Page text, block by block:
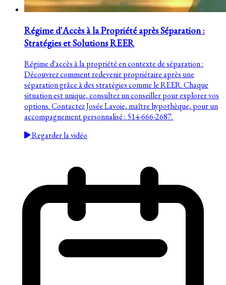
Régime d'Accès à la Propriété après Séparation :
Stratégies et Solutions REER
Régime d'accès à la propriété en contexte de séparation :
Découvrez comment redevenir propriétaire après une
séparation grâce à des stratégies comme le REER. Chaque
situation est unique, consultez un conseiller pour explorer vos
options. Contactez Josée Lavoie, maître hypothèque, pour un
accompagnement personnalisé : 514-666-2687.
Regarder la vidéo